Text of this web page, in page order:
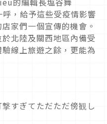
，給予這些受疫情影響
家們一個宣傳的機會。
北陸及關西地區內備受
線上旅遊之餘，更能為
すぎてただただ傍観し